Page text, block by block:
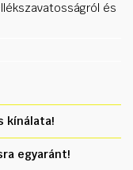
és
kínálata!
egyaránt!